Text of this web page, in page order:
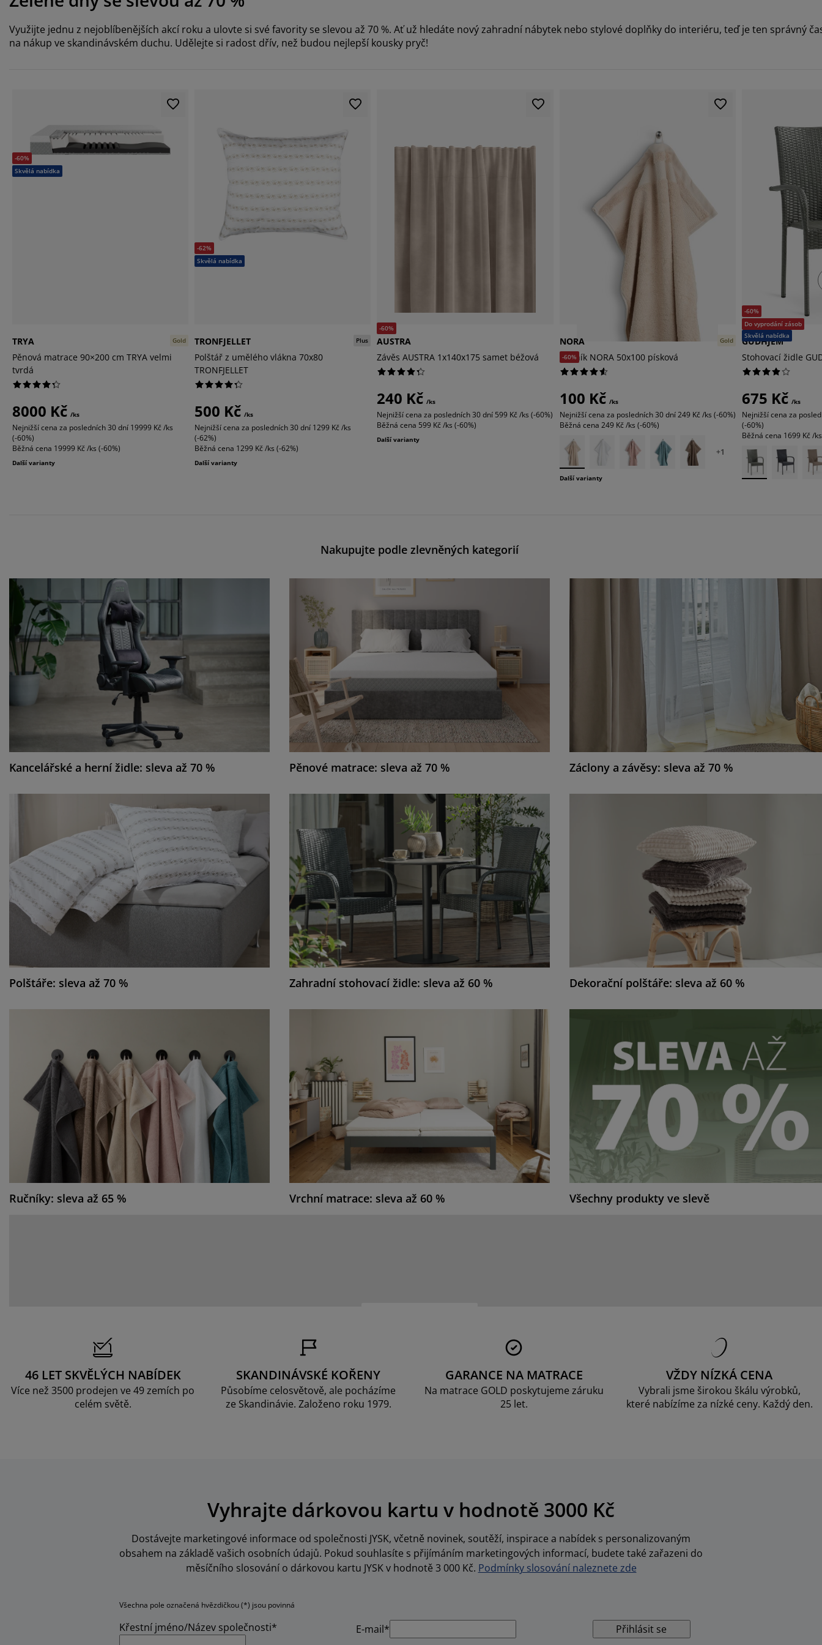
Využijte jednu z nejoblíbenějších akcí roku a ulovte si své favority se slevou až 70 %. Ať už hledáte nový zahradní nábytek nebo stylové doplňky do interiéru, teď je ten správný
na nákup ve skandinávském duchu. Udělejte si radost dřív, než budou nejlepší kousky pryč!
-60%
Skvělá nabídka
Gold
TRYA
Pěnová matrace 90×200 cm TRYA velmi
tvrdá
8000 Kč /ks
Nejnižší cena za posledních 30 dní 19999 Kč /ks
(-60%)
Běžná cena 19999 Kč /ks (-60%)
Další varianty
-62%
Skvělá nabídka
Plus
TRONFJELLET
Polštář z umělého vlákna 70x80
TRONFJELLET
500 Kč /ks
Nejnižší cena za posledních 30 dní 1299 Kč /ks
(-62%)
Běžná cena 1299 Kč /ks (-62%)
Další varianty
-60%
AUSTRA
Závěs AUSTRA 1x140x175 samet béžová
240 Kč /ks
Nejnižší cena za posledních 30 dní 599 Kč /ks (-60%)
Běžná cena 599 Kč /ks (-60%)
Další varianty
-60%
Gold
NORA
Ručník NORA 50x100 písková
100 Kč /ks
Nejnižší cena za posledních 30 dní249 Kč /ks (-60%)
Běžná cena 249 Kč /ks (-60%)
+1
Další varianty
-60%
Do vyprodání zásob
Skvělá nabídka
GUDHJEM
Stohovací židle
675 Kč /ks
Nejnižší cena za
(-60%)
Běžná cena 1699 Kč /
Nakupujte podle zlevněných kategorií
Kancelářské a herní židle: sleva až 70 % Pěnové matrace: sleva až 70 % Záclony a závěsy: sleva až 70 %
Polštáře: sleva až 70 % Zahradní stohovací židle: sleva až 60 % Dekorační polštáře: sleva až 60 %
Ručníky: sleva až 65 % Vrchní matrace: sleva až 60 % Všechny produkty ve slevě
46 LET SKVĚLÝCH NABÍDEK
Více než 3500 prodejen ve 49 zemích po
celém světě.
SKANDINÁVSKÉ KOŘENY
Působíme celosvětově, ale pocházíme
ze Skandinávie. Založeno roku 1979.
GARANCE NA MATRACE
Na matrace GOLD poskytujeme záruku
25 let.
VŽDY NÍZKÁ CENA
Vybrali jsme širokou škálu výrobků,
které nabízíme za nízké ceny. Každý den.
Vyhrajte dárkovou kartu v hodnotě 3000 Kč
Dostávejte marketingové informace od společnosti JYSK, včetně novinek, soutěží, inspirace a nabídek s personalizovaným
obsahem na základě vašich osobních údajů. Pokud souhlasíte s přijímáním marketingových informací, budete také zařazeni do
měsíčního slosování o dárkovou kartu JYSK v hodnotě 3 000 Kč. Podmínky slosování naleznete zde
Všechna pole označená hvězdičkou (*) jsou povinná
Křestní jméno/Název společnosti* E-mail* Přihlásit se